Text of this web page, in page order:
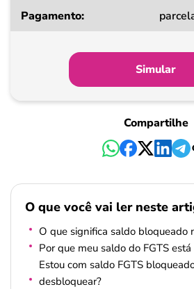
Simular
Compartilhe
O que você vai ler neste
O que significa saldo bloqueado
Por que meu saldo do FGTS
Estou com saldo FGTS
desbloquear?